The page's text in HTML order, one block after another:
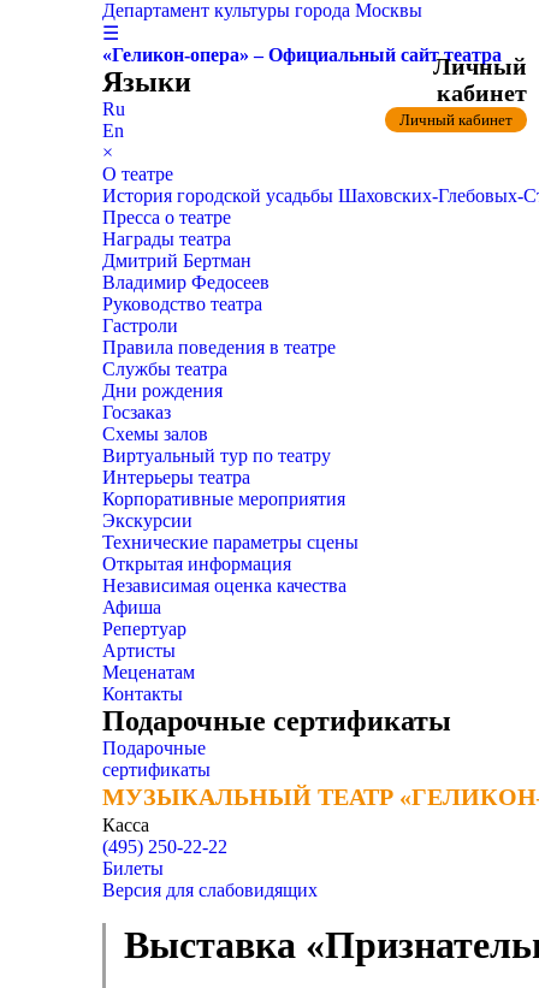
Департамент культуры города Москвы
☰
«Геликон-опера» – Официальный сайт театра
Языки
Ru
En
×
О театре
История городской усадьбы Шаховских-
Пресса о театре
Награды театра
Дмитрий Бертман
Владимир Федосеев
Руководство театра
Гастроли
Правила поведения в театре
Службы театра
Дни рождения
Госзаказ
Схемы залов
Виртуальный тур по театру
Интерьеры театра
Корпоративные мероприятия
Экскурсии
Технические параметры сцены
Открытая информация
Независимая оценка качества
Афиша
Репертуар
Артисты
Меценатам
Контакты
Подарочные сертификаты
Подарочные
сертификаты
МУЗЫКАЛЬНЫЙ ТЕАТР
МУЗЫКАЛЬНЫЙ ТЕАТР
Касса
(495) 250-22-22
Личный
кабинет
Личный кабинет
Билеты
Версия для слабовидящих
Выставка